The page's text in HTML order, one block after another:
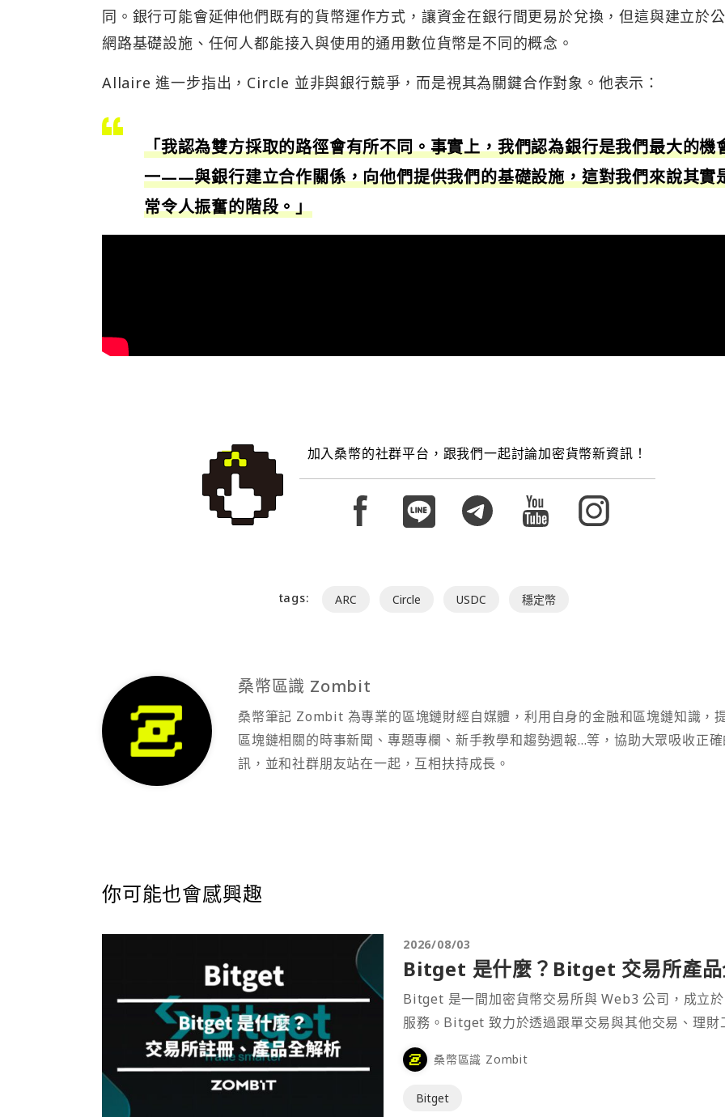
同。銀行可能會延伸他們既有的貨幣運作方式，讓資金在銀行間更易於兌換，但這與建立於
網路基礎設施、任何人都能接入與使用的通用數位貨幣是不同的概念。
Allaire 進一步指出，Circle 並非與銀行競爭，而是視其為關鍵合作對象。他表示：
「我認為雙方採取的路徑會有所不同。事實上，我們認為銀行是我們最大的機
一——與銀行建立合作關係，向他們提供我們的基礎設施，這對我們來說其實
常令人振奮的階段。」
加入桑幣的社群平台，跟我們一起討論加密貨幣新資訊！
tags: ARC Circle USDC 穩定幣
桑幣區識 Zombit
桑幣筆記 Zombit 為專業的區塊鏈財經自媒體，利用自身的金融和區塊鏈知識，
區塊鏈相關的時事新聞、專題專欄、新手教學和趨勢週報...等，協助大眾吸收正確
訊，並和社群朋友站在一起，互相扶持成長。
你可能也會感興趣
2026/08/03
Bitget 是什麼？Bitget 交易所產品
Bitget 是一間加密貨幣交易所與 Web3 公司，成立
服務。Bitget 致力於透過跟單交易與其他交易、理財
桑幣區識 Zombit
Bitget